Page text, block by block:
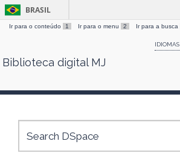
Skip
BRASIL
Ir para o conteúdo 1 Ir para o menu 2 Ir para a busca
IDIOMAS
Biblioteca digital MJ